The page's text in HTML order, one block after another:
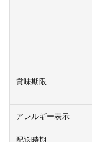
賞味期限
アレルギー表示
配送時期